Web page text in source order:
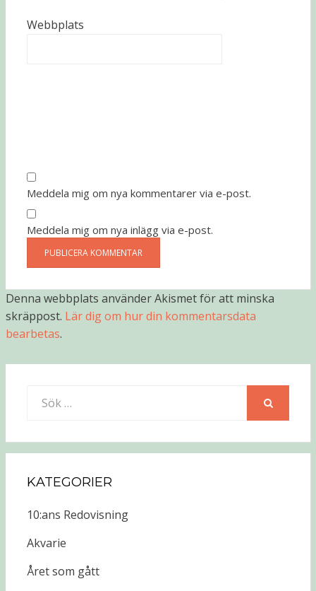
Webbplats
Meddela mig om nya kommentarer via e-post.
Meddela mig om nya inlägg via e-post.
Denna webbplats använder Akismet för att minska
skräppost. Lär dig om hur din kommentarsdata
bearbetas.
efter:
KATEGORIER
10:ans Redovisning
Akvarie
Året som gått